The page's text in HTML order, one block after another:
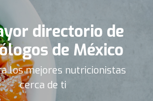
directorio de
de México
los mejores nutricionistas
cerca de ti